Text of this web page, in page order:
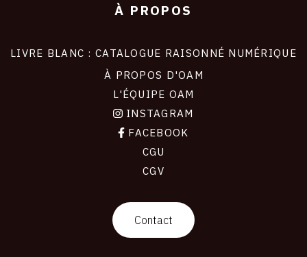
À PROPOS
LIVRE BLANC : CATALOGUE RAISONNÉ NUMÉRIQUE
À PROPOS D'OAM
L'ÉQUIPE OAM
INSTAGRAM
FACEBOOK
CGU
CGV
Contact